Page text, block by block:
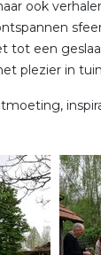
ook
tot een
plezier in